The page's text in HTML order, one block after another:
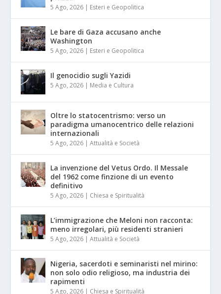
5 Ago, 2026 | Esteri e Geopolitica
Le bare di Gaza accusano anche
Washington
5 Ago, 2026 | Esteri e Geopolitica
Il genocidio sugli Yazidi
5 Ago, 2026 | Media e Cultura
Oltre lo statocentrismo: verso un
paradigma umanocentrico delle relazioni
internazionali
5 Ago, 2026 |Attualità e Società
La invenzione del Vetus Ordo. Il Messale
del 1962 come finzione di un evento
definitivo
5 Ago, 2026 | Chiesa e Spiritualità
L’immigrazione che Meloni non racconta:
meno irregolari, più residenti stranieri
5 Ago, 2026 |Attualità e Società
Nigeria, sacerdoti e seminaristi nel mirino:
non solo odio religioso, ma industria dei
rapimenti
5 Ago, 2026 | Chiesa e Spiritualità